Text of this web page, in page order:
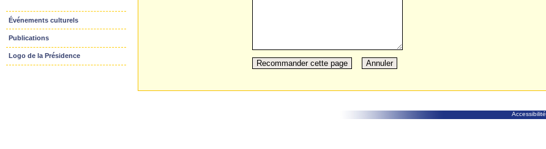
Événements culturels
Publications
Logo de la Présidence
Accessibilité